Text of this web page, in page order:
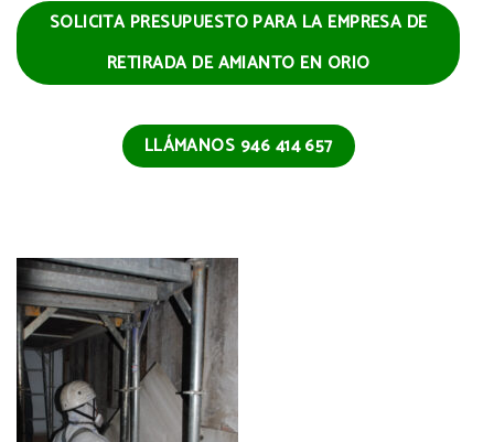
SOLICITA PRESUPUESTO PARA LA EMPRESA DE
RETIRADA DE AMIANTO EN ORIO
LLÁMANOS 946 414 657